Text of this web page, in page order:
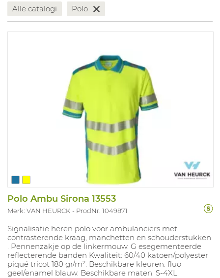
Alle catalogi
Polo
Polo Ambu Sirona 13553
Merk: VAN HEURCK ProdNr. 1049871
Signalisatie heren polo voor ambulanciers met
contrasterende kraag, manchetten en schouderstukken
. Pennenzakje op de linkermouw. G esegementeerde
reflecterende banden Kwaliteit: 60/40 katoen/polyester
piqué tricot 180 gr/m². Beschikbare kleuren: fluo
geel/enamel blauw. Beschikbare maten: S-4XL.